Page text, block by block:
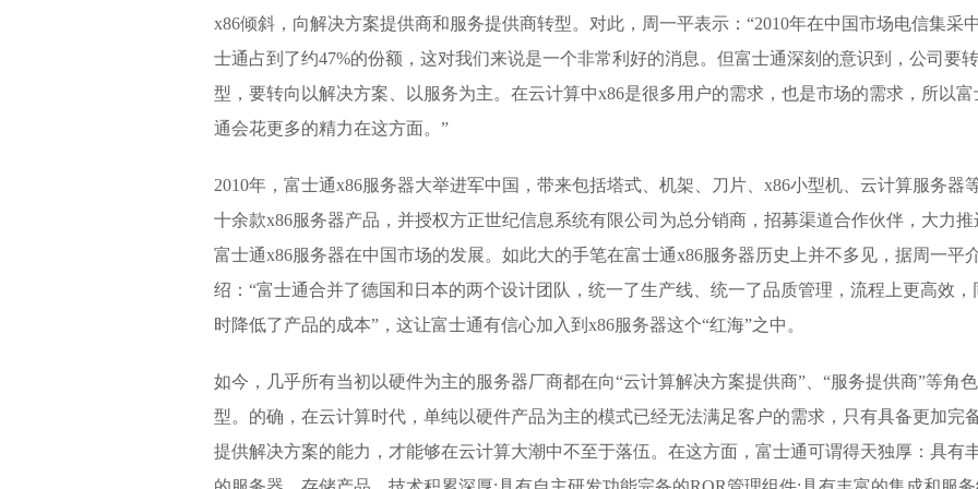
x86倾斜，向解决方案提供商和服务提供商转型。对此，周一平表示：“2010年在中国市场电信集采
士通占到了约47%的份额，这对我们来说是一个非常利好的消息。但富士通深刻的意识到，公司要转
型，要转向以解决方案、以服务为主。在云计算中x86是很多用户的需求，也是市场的需求，所以富
通会花更多的精力在这方面。”
2010年，富士通x86服务器大举进军中国，带来包括塔式、机架、刀片、x86小型机、云计算服务器
十余款x86服务器产品，并授权方正世纪信息系统有限公司为总分销商，招募渠道合作伙伴，大力推
富士通x86服务器在中国市场的发展。如此大的手笔在富士通x86服务器历史上并不多见，据周一平
绍：“富士通合并了德国和日本的两个设计团队，统一了生产线、统一了品质管理，流程上更高效，
时降低了产品的成本”，这让富士通有信心加入到x86服务器这个“红海”之中。
如今，几乎所有当初以硬件为主的服务器厂商都在向“云计算解决方案提供商”、“服务提供商”等角
型。的确，在云计算时代，单纯以硬件产品为主的模式已经无法满足客户的需求，只有具备更加完
提供解决方案的能力，才能够在云计算大潮中不至于落伍。在这方面，富士通可谓得天独厚：具有